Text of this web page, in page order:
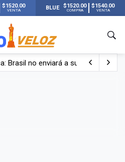
$1520.00
VENTA BLUE $1520.00
COMPRA
$1540.00
VENTA
Brasil no enviará a su embajador